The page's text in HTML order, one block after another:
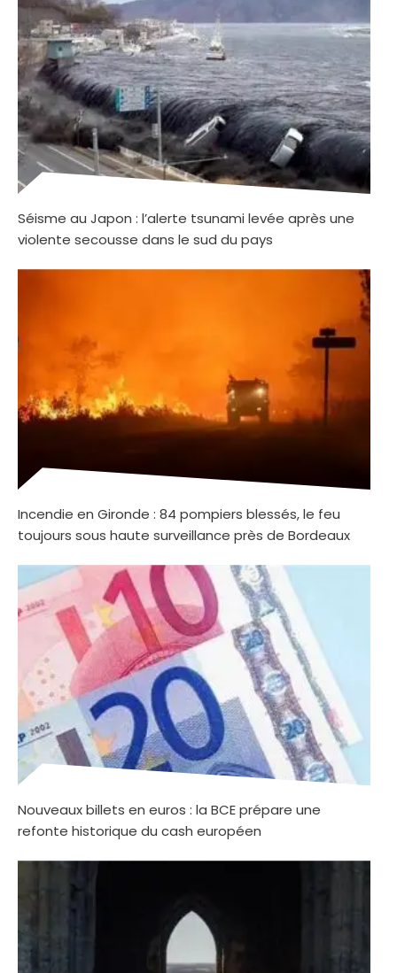
Séisme au Japon : l’alerte tsunami levée après une
violente secousse dans le sud du pays
Incendie en Gironde : 84 pompiers blessés, le feu
toujours sous haute surveillance près de Bordeaux
Nouveaux billets en euros : la BCE prépare une
refonte historique du cash européen